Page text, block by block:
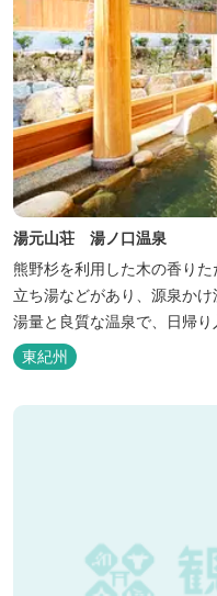
湯元山荘 湯ノ口温泉
熊野杉を利用した木の香りた
立ち湯などがあり、源泉か
湯量と良質な温泉で、日帰
などの宿泊施設も備えている
楽しむ人も多いです。
東紀州